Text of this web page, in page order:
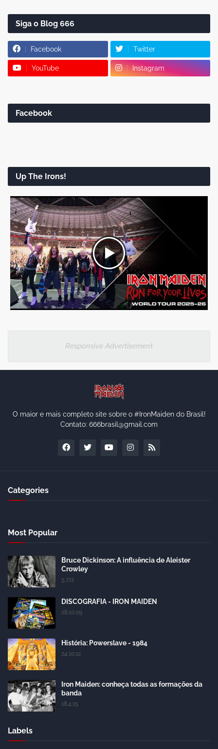
Siga o Blog 666
Facebook Twitter
YouTube Instagram
Facebook
Up The Irons!
Responsive Advertisement
O maior e mais completo site sobre o #IronMaiden do Brasil!
Contato: 666brasil@gmail.com
Categories
Most Popular
Bruce Dickinson: A influência de Aleister
Crowley
5.7.11
DISCOGRAFIA - IRON MAIDEN
28.10.09
História: Powerslave - 1984
24.10.12
Iron Maiden: conheça todas as formações da
banda
18.4.15
Labels